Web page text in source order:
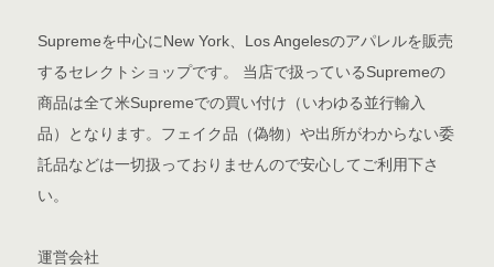
Supremeを中心にNew York、Los Angelesのアパレルを販売
するセレクトショップです。 当店で扱っているSupremeの
商品は全て米Supremeでの買い付け（いわゆる並行輸入
品）となります。フェイク品（偽物）や出所がわからない委
託品などは一切扱っておりませんので安心してご利用下さ
い。
運営会社